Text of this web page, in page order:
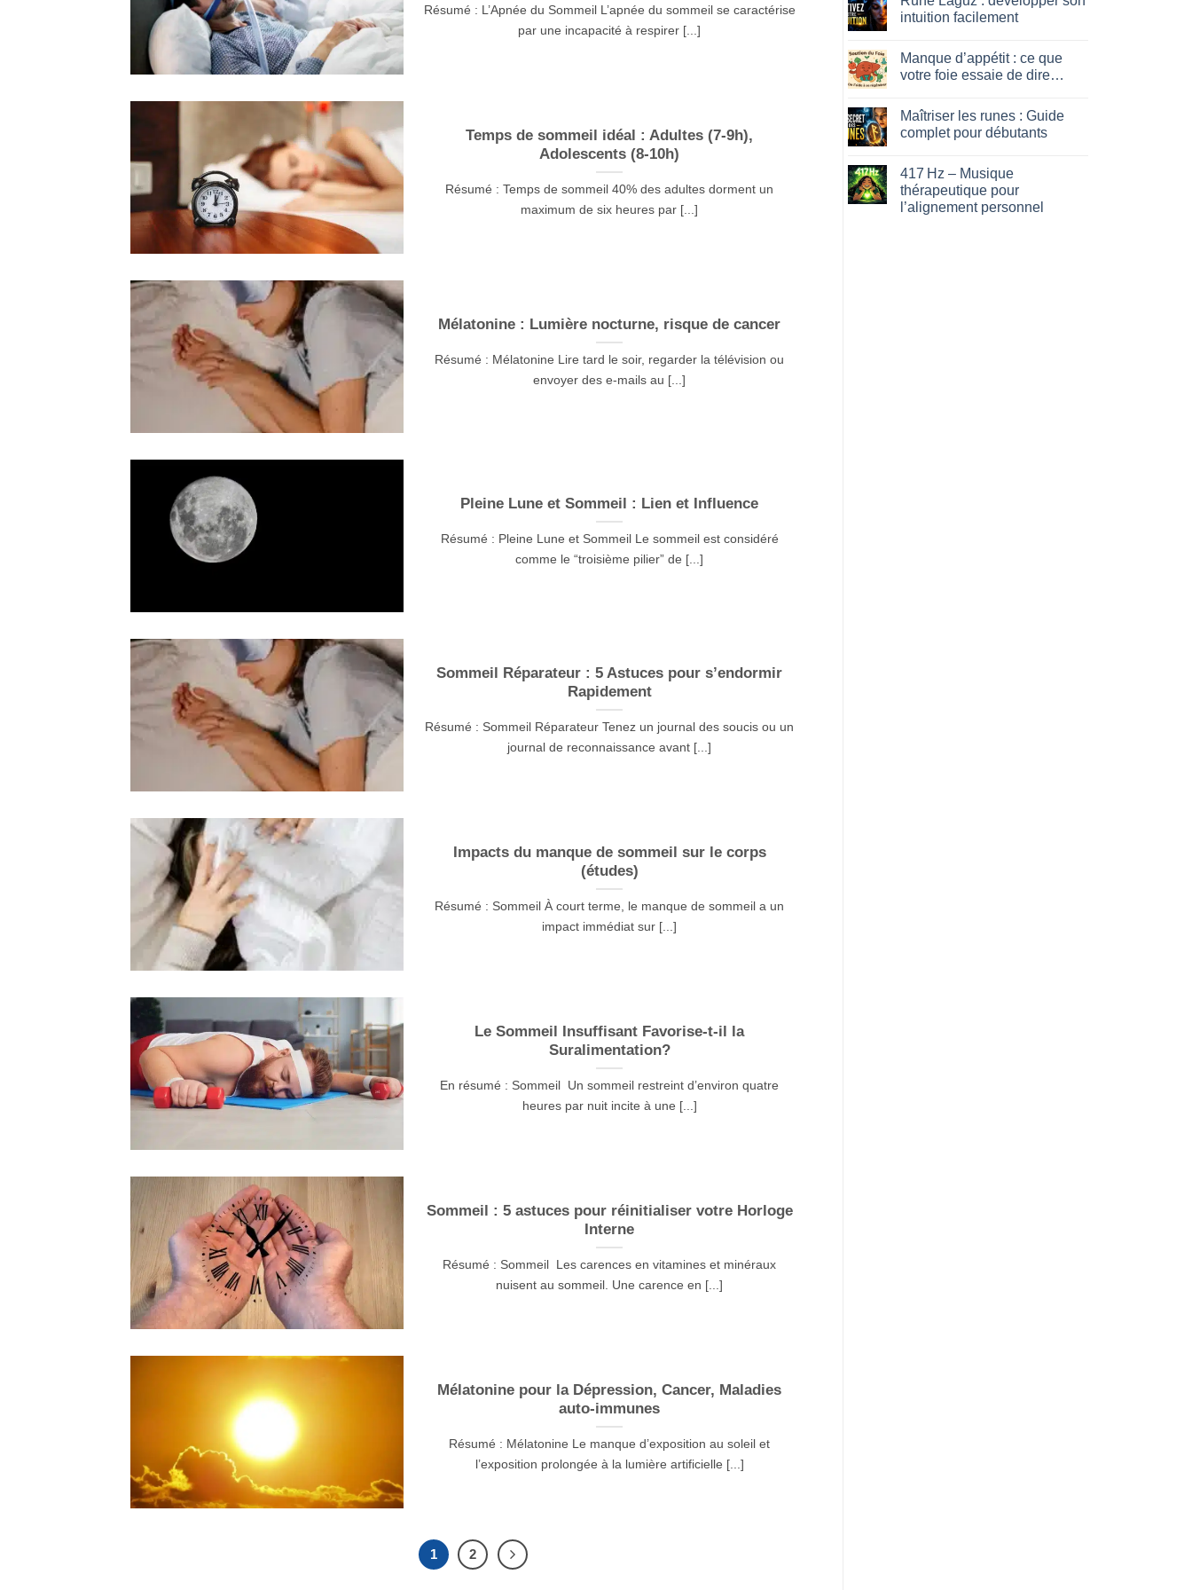
Résumé : L’Apnée du Sommeil L’apnée du sommeil se caractérise
par une incapacité à respirer [...]
Temps de sommeil idéal : Adultes (7-9h),
Adolescents (8-10h)
Résumé : Temps de sommeil 40% des adultes dorment un
maximum de six heures par [...]
Mélatonine : Lumière nocturne, risque de cancer
Résumé : Mélatonine Lire tard le soir, regarder la télévision ou
envoyer des e-mails au [...]
Pleine Lune et Sommeil : Lien et Influence
Résumé : Pleine Lune et Sommeil Le sommeil est considéré
comme le “troisième pilier” de [...]
Sommeil Réparateur : 5 Astuces pour s’endormir
Rapidement
Résumé : Sommeil Réparateur Tenez un journal des soucis ou un
journal de reconnaissance avant [...]
Impacts du manque de sommeil sur le corps
(études)
Résumé : Sommeil À court terme, le manque de sommeil a un
impact immédiat sur [...]
Le Sommeil Insuffisant Favorise-t-il la
Suralimentation?
En résumé : Sommeil Un sommeil restreint d’environ quatre
heures par nuit incite à une [...]
Sommeil : 5 astuces pour réinitialiser votre Horloge
Interne
Résumé : Sommeil Les carences en vitamines et minéraux
nuisent au sommeil. Une carence en [...]
Mélatonine pour la Dépression, Cancer, Maladies
auto-immunes
Résumé : Mélatonine Le manque d’exposition au soleil et
l’exposition prolongée à la lumière artificielle [...]
1 2
Guérison
intérieure
que
votre
mental
intuition facilement
on
Rune
Laguz
son
facilement
Manque d’appétit : ce que
votre foie essaie de dire…
on
d’appétit
que
votre
foie
essaie
Maîtriser les runes : Guide
complet pour débutants
on
Maîtriser
les
runes
417 Hz – Musique
thérapeutique pour
l’alignement personnel